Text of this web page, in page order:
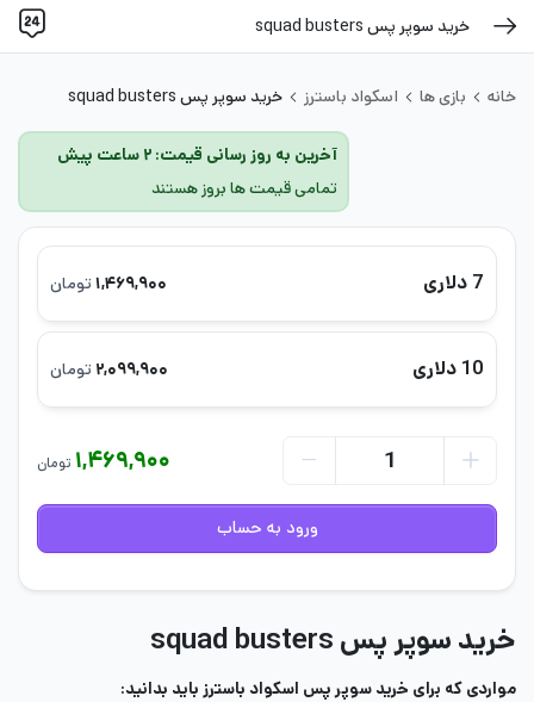
خرید سوپر پس squad busters
خانه بازی ها اسکواد باسترز خرید سوپر پس squad busters
خرید سوپر پس squad busters
مواردی که برای خرید سوپر پس اسکواد باسترز باید بدانید:
آخرین به روز رسانی قیمت: ۲ ساعت پیش
تمامی قیمت ها بروز هستند
7 دلاری ۱,۴۶۹,۹۰۰ تومان
10 دلاری ۲,۰۹۹,۹۰۰ تومان
۱,۴۶۹,۹۰۰ تومان
ورود به حساب